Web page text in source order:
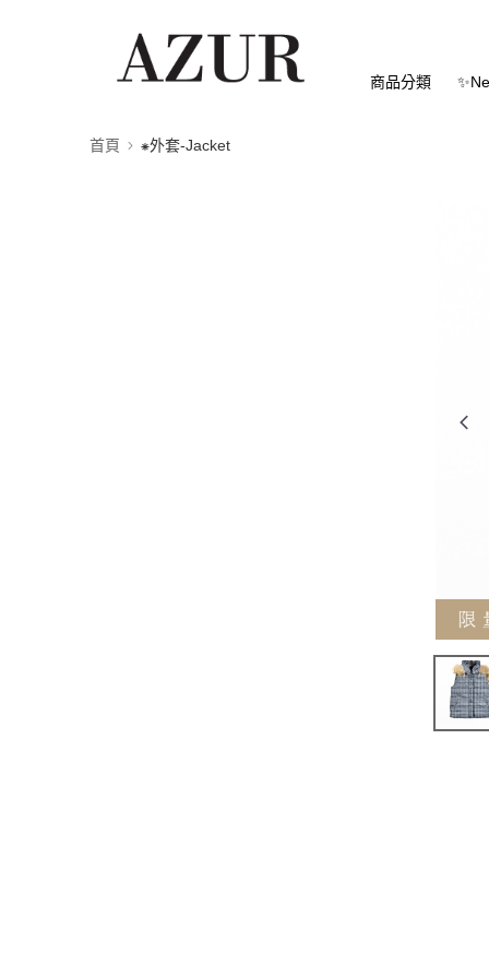
商品分類
首頁 ⁕外套-Jacket